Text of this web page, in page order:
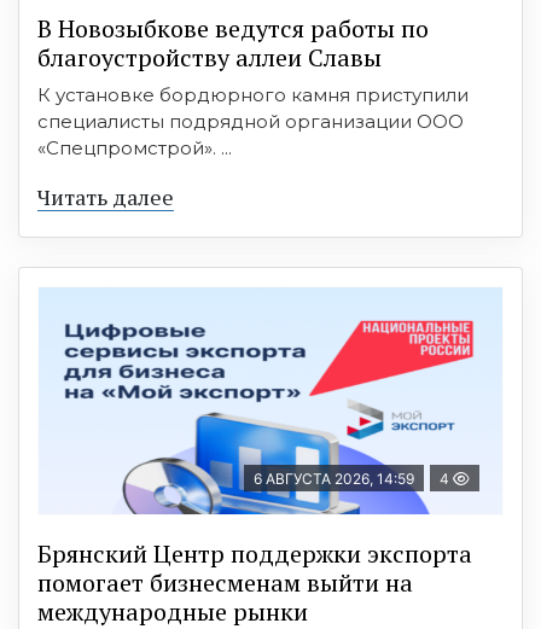
В Новозыбкове ведутся работы по
благоустройству аллеи Славы
К установке бордюрного камня приступили
специалисты подрядной организации ООО
«Спецпромстрой». ...
Читать далее
6 АВГУСТА 2026, 14:59 4
Брянский Центр поддержки экспорта
помогает бизнесменам выйти на
международные рынки